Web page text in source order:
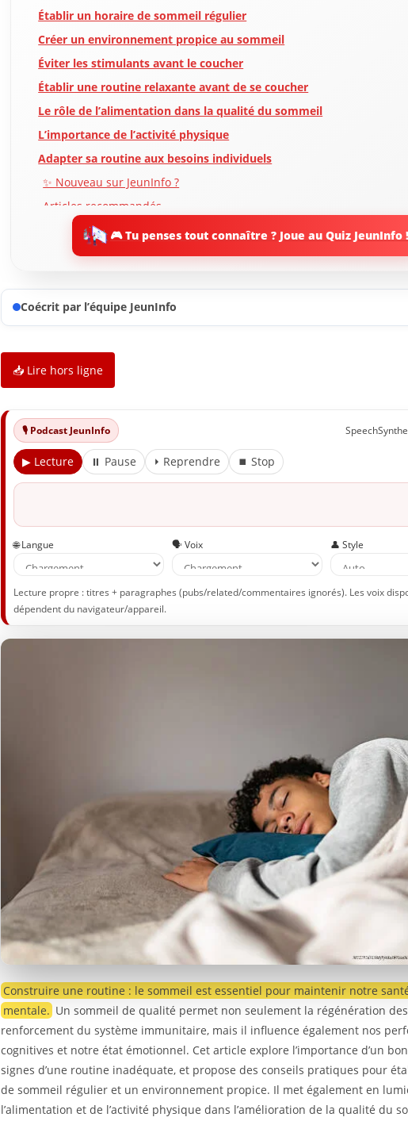
Établir un horaire de sommeil régulier
Créer un environnement propice au sommeil
Éviter les stimulants avant le coucher
Établir une routine relaxante avant de se coucher
Le rôle de l’alimentation dans la qualité du sommeil
L’importance de l’activité physique
Adapter sa routine aux besoins individuels
✨ Nouveau sur JeunInfo ?
Articles recommandés
Partager l'amour🎮 Tu penses tout connaître ? Joue au Quiz JeunInfo !
Coécrit par l’équipe JeunInfo
📥 Lire hors ligne
🎙️ Podcast JeunInfo
▶ Lecture ⏸ Pause ⏵ Reprendre ⏹ Stop
🌐 Langue 🗣️ Voix 👤 Style
Lecture propre : titres + paragraphes (pubs/related/commentaires ignorés). Les voix
dépendent du navigateur/appareil.
Construire une routine : le sommeil est essentiel pour maintenir notre
mentale. Un sommeil de qualité permet non seulement la régénération
renforcement du système immunitaire, mais il influence également nos
cognitives et notre état émotionnel. Cet article explore l’importance d’un
signes d’une routine inadéquate, et propose des conseils pratiques pour
de sommeil régulier et un environnement propice. Il met également en
l’alimentation et de l’activité physique dans l’amélioration de la qualité du